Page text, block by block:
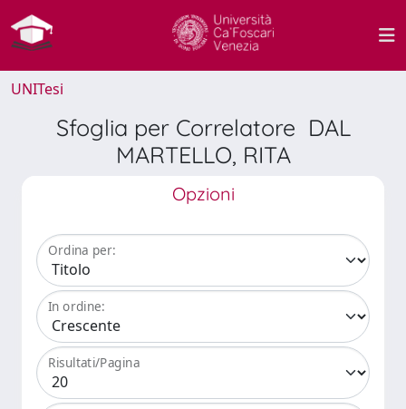
UNITesi
Sfoglia per Correlatore DAL
MARTELLO, RITA
Opzioni
Ordina per:
In ordine:
Risultati/Pagina